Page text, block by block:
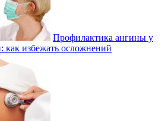
Профилактика ангины у
как избежать осложнений